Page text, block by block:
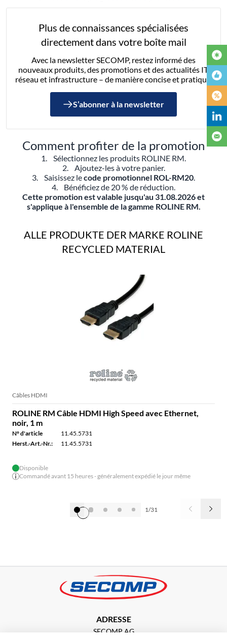
Plus de connaissances spécialisées
directement dans votre boîte mail
Avec la newsletter SECOMP, restez informé des
nouveaux produits, des promotions et des actualités IT,
réseau et infrastructure – de manière concise et pratique.
S’abonner à la newsletter
Comment profiter de la promotion
1. Sélectionnez les produits ROLINE RM.
2. Ajoutez-les à votre panier.
3. Saisissez lecode promotionnel ROL-RM20
4. Bénéficiez de 20 % de réduction.
Cette promotion est valable jusqu'au 31.08.2026 et
s'applique à l'ensemble de la gamme ROLINE RM.
ALLE PRODUKTE DER MARKE ROLINE
RECYCLED MATERIAL
Câbles HDMI
ROLINE RM Câble HDMI High Speed avec Ethernet,
noir, 1 m
N° d'article
11.45.5731
Herst.-Art.-Nr.:
11.45.5731
Disponible
Commandé avant 15 heures - généralement expédié le jour même
1/31
ADRESSE
SECOMP AG